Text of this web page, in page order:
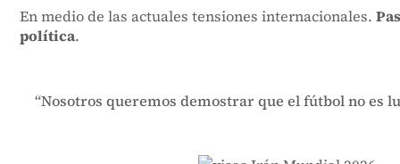
En medio de las actuales tensiones internacionales.
política.
“Nosotros queremos demostrar que el fútbol no es